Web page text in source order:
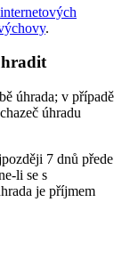
internetových
.
úhrada; v případě
úhradu
7 dnů přede
li se s
je příjmem